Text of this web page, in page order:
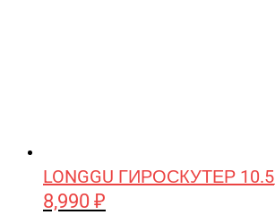
LONGGU ГИРОСКУТЕР 10.5
Первоначальная
8,990 ₽